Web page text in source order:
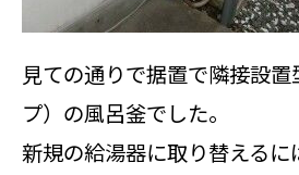
見ての通りで据置で隣接設
プ）の風呂釜でした。
新規の給湯器に取り替えるに